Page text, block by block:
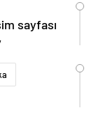
sayfası